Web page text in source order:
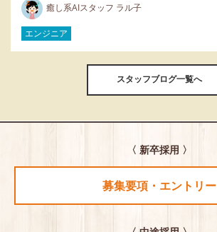
癒し系AIスタッフ ラル子
エンジニア
スタッフブログ一覧へ
〈 新卒採用 〉
募集要項・エントリー